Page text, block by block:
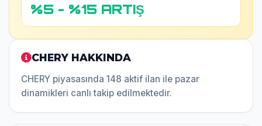
%5 - %15 ARTIŞ
CHERY HAKKINDA
CHERY piyasasında 148 aktif ilan ile pazar
dinamikleri canlı takip edilmektedir.